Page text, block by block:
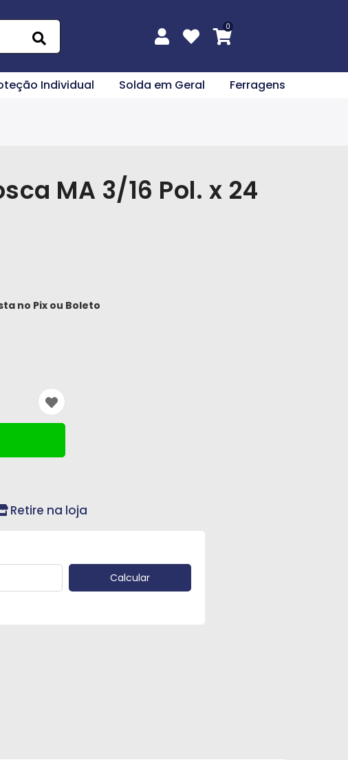
Individual Solda em Geral Ferragens
MA 3/16 Pol. x 24
no Pix ou Boleto
Retire na loja